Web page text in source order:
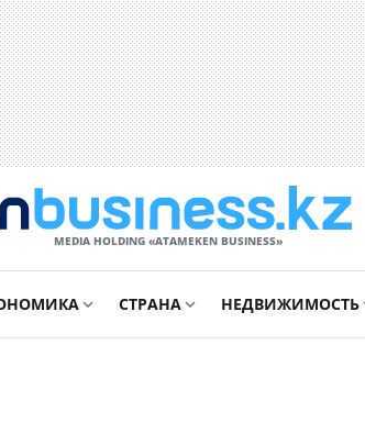
MEDIA HOLDING «ATAMEKЕN BUSINESS»
СТРАНА НЕДВИЖИМОСТЬ